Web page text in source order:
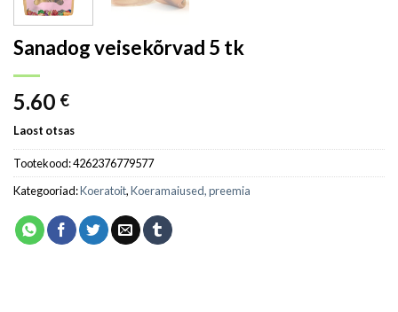
Sanadog veisekõrvad 5 tk
5.60 €
Laost otsas
Tootekood:4262376779577
Kategooriad:Koeratoit,Koeramaiused, preemia